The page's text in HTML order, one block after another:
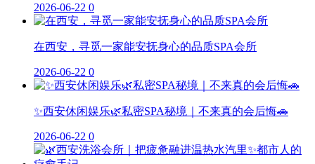
2026-06-22 0
在西安，寻觅一家能安抚身心的品质SPA会所
2026-06-22 0
✨西安休闲娱乐🌿私密SPA秘境｜不来真的会后悔🚗
2026-06-22 0